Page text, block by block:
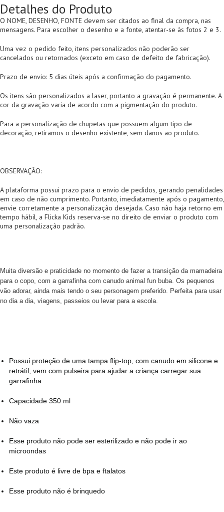
Detalhes do Produto
O NOME, DESENHO, FONTE devem ser citados ao final da compra, nas
mensagens. Para escolher o desenho e a fonte, atentar-se às fotos 2 e 3.
Uma vez o pedido feito, itens personalizados não poderão ser
cancelados ou retornados (exceto em caso de defeito de fabricação).
Prazo de envio: 5 dias úteis após a confirmação do pagamento.
Os itens são personalizados a laser, portanto a gravação é permanente. A
cor da gravação varia de acordo com a pigmentação do produto.
Para a personalização de chupetas que possuem algum tipo de
decoração, retiramos o desenho existente, sem danos ao produto.
OBSERVAÇÃO:
A plataforma possui prazo para o envio de pedidos, gerando penalidades
em caso de não cumprimento. Portanto, imediatamente após o pagamento,
envie corretamente a personalização desejada. Caso não haja retorno em
tempo hábil, a Flicka Kids reserva-se no direito de enviar o produto com
uma personalização padrão.
Muita diversão e praticidade no momento de fazer a transição da mamadeira
para o copo, com a garrafinha com canudo animal fun buba. Os pequenos
vão adorar, ainda mais tendo o seu personagem preferido. Perfeita para usar
no dia a dia, viagens, passeios ou levar para a escola.
Possui proteção de uma tampa flip-top, com canudo em silicone e
retrátil; vem com pulseira para ajudar a criança carregar sua
garrafinha
Capacidade 350 ml
Não vaza
Esse produto não pode ser esterilizado e não pode ir ao
microondas
Este produto é livre de bpa e ftalatos
Esse produto não é brinquedo